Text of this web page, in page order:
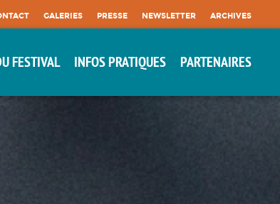
GALERIES PRESSE NEWSLETTER ARCHIVES
FESTIVAL INFOS PRATIQUES PARTENAIRES